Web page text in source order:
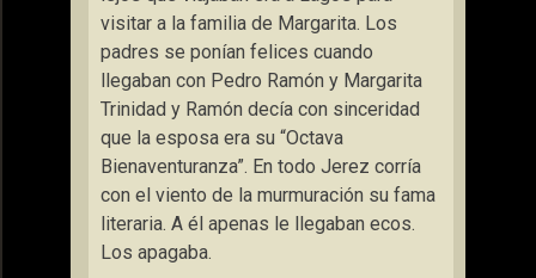
visitar a la familia de Margarita. Los
padres se ponían felices cuando
llegaban con Pedro Ramón y Margarita
Trinidad y Ramón decía con sinceridad
que la esposa era su “Octava
Bienaventuranza”. En todo Jerez corría
con el viento de la murmuración su fama
literaria. A él apenas le llegaban ecos.
Los apagaba.